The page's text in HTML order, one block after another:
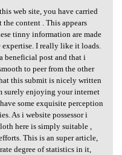
this web
web site, you have carried
content . This appears
tinny information are made
I really like it loads.
beneficial post and that i
to peer from the other
this submit is nicely written
surely enjoying your internet
some exquisite perception
As i website possessor i
here is simply suitable ,
This is an super article,
degree of statistics in it,